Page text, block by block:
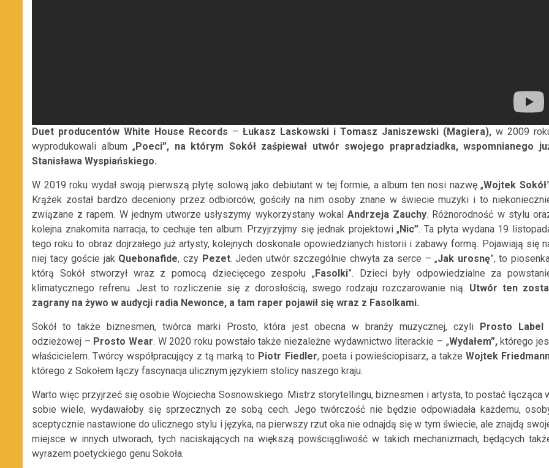
Duet producentów White House Records – Łukasz Laskowski i Tomasz Janiszewski (Magiera), w 2009
wyprodukowali album „ Poeci”, na którym Sokół zaśpiewał utwór swojego prapradziadka, wspomnianego
Stanisława Wyspiańskiego.
W 2019 roku wydał swoją pierwszą płytę solową jako debiutant w tej formie, a album ten nosi nazwę „Wojtek Sokół
Krążek został bardzo deceniony przez odbiorców, gościły na nim osoby znane w świecie muzyki i to
związane z rapem. W jednym utworze usłyszymy wykorzystany wokal Andrzeja Zauchy. Różnorodność w stylu
kolejna znakomita narracja, to cechuje ten album. Przyjrzyjmy się jednak projektowi „ Nic”. Ta płyta wydana 19
tego roku to obraz dojrzałego już artysty, kolejnych doskonale opowiedzianych historii i zabawy formą. Pojawiają się
niej tacy goście jakQuebonafide, czy Pezet. Jeden utwór szczególnie chwyta za serce – „Jak urosnę”, to
którą Sokół stworzył wraz z pomocą dziecięcego zespołu „ Fasolki”. Dzieci były odpowiedzialne za
klimatycznego refrenu. Jest to rozliczenie się z dorosłością, swego rodzaju rozczarowanie nią. Utwór ten
zagrany na żywo w audycji radia Newonce, a tam raper pojawił się wraz z Fasolkami.
Sokół to także biznesmen, twórca marki Prosto, która jest obecna w branży muzycznej, czyli
Prosto Label
odzieżowej – Prosto Wear. W 2020 roku powstało także niezależne wydawnictwo literackie – „Wydałem”, którego
właścicielem. Twórcy współpracujący z tą marką to Piotr Fiedler, poeta i powieściopisarz, a także Wojtek
którego z Sokołem łączy fascynacja ulicznym językiem stolicy naszego kraju.
Warto więc przyjrzeć się osobie Wojciecha Sosnowskiego. Mistrz storytellingu, biznesmen i artysta, to postać łącząca
sobie wiele, wydawałoby się sprzecznych ze sobą cech. Jego twórczość nie będzie odpowiadała każdemu,
sceptycznie nastawione do ulicznego stylu i języka, na pierwszy rzut oka nie odnajdą się w tym świecie, ale znajdą
miejsce w innych utworach, tych naciskających na większą powściągliwość w takich mechanizmach, będących
wyrazem poetyckiego genu Sokoła.